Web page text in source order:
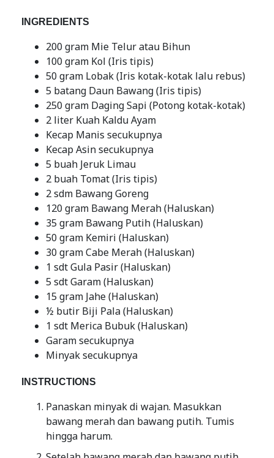
INGREDIENTS
200 gram Mie Telur atau Bihun
100 gram Kol (Iris tipis)
50 gram Lobak (Iris kotak-kotak lalu rebus)
5 batang Daun Bawang (Iris tipis)
250 gram Daging Sapi (Potong kotak-kotak)
2 liter Kuah Kaldu Ayam
Kecap Manis secukupnya
Kecap Asin secukupnya
5 buah Jeruk Limau
2 buah Tomat (Iris tipis)
2 sdm Bawang Goreng
120 gram Bawang Merah (Haluskan)
35 gram Bawang Putih (Haluskan)
50 gram Kemiri (Haluskan)
30 gram Cabe Merah (Haluskan)
1 sdt Gula Pasir (Haluskan)
5 sdt Garam (Haluskan)
15 gram Jahe (Haluskan)
½ butir Biji Pala (Haluskan)
1 sdt Merica Bubuk (Haluskan)
Garam secukupnya
Minyak secukupnya
INSTRUCTIONS
Panaskan minyak di wajan. Masukkan
bawang merah dan bawang putih. Tumis
hingga harum.